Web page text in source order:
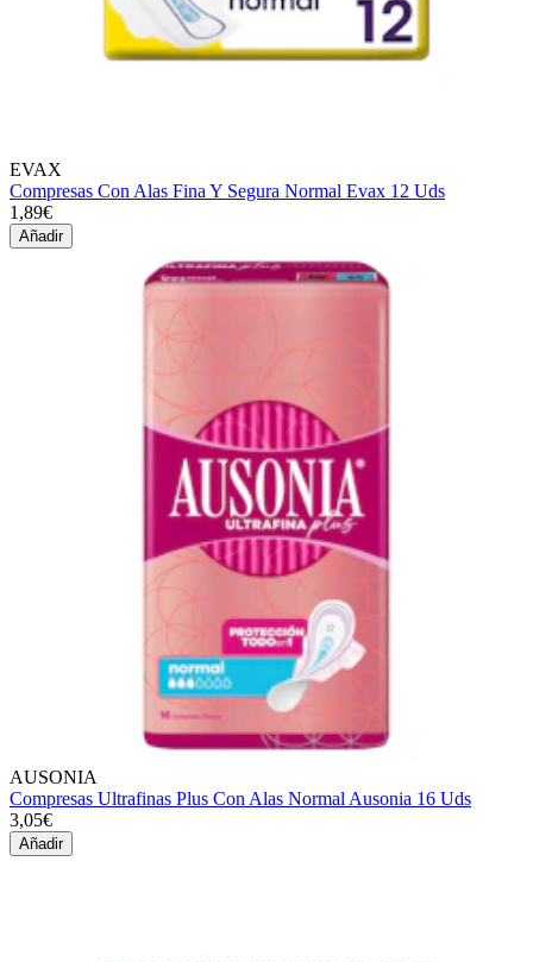
EVAX
Compresas Con Alas Fina Y Segura Normal Evax 12 Uds
1,89€
Añadir
AUSONIA
Compresas Ultrafinas Plus Con Alas Normal Ausonia 16 Uds
3,05€
Añadir